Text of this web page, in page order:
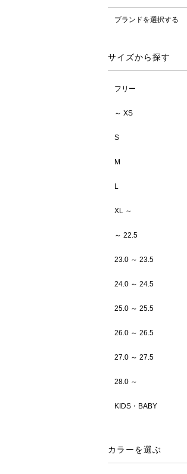
ブランドを選択する
サイズから探す
フリー
～ XS
S
M
L
XL ～
～ 22.5
23.0 ～ 23.5
24.0 ～ 24.5
25.0 ～ 25.5
26.0 ～ 26.5
27.0 ～ 27.5
28.0 ～
KIDS・BABY
カラーを選ぶ